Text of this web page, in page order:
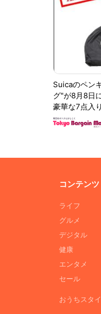
Suicaのペン
グ"が8月8日
豪華な7点入
コンテンツ
ライフ
グルメ
デジタル
健康
エンタメ
セール
おうちスタ